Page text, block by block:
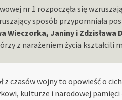
nr 1 rozpoczęła się
sposób przypomniała
Wieczorka, Janiny i
z narażeniem życia kształcili
z czasów wojny to opowieść o
kulturze i narodowej